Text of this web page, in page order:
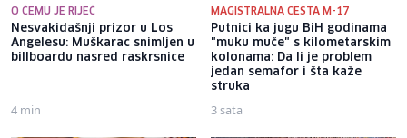
O ČEMU JE RIJEČ
Nesvakidašnji prizor u Los
Angelesu: Muškarac snimljen u
billboardu nasred raskrsnice
4 min
MAGISTRALNA CESTA M-17
Putnici ka jugu BiH godinama
"muku muče" s kilometarskim
kolonama: Da li je problem
jedan semafor i šta kaže
struka
3 sata